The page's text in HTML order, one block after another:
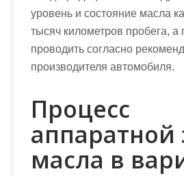
уровень и состояние масла
тысяч километров пробега,
проводить согласно
производителя автомобиля.
Процесс
масла в